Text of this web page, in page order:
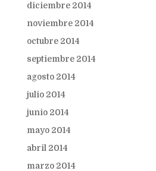
diciembre 2014
noviembre 2014
octubre 2014
septiembre 2014
agosto 2014
julio 2014
junio 2014
mayo 2014
abril 2014
marzo 2014